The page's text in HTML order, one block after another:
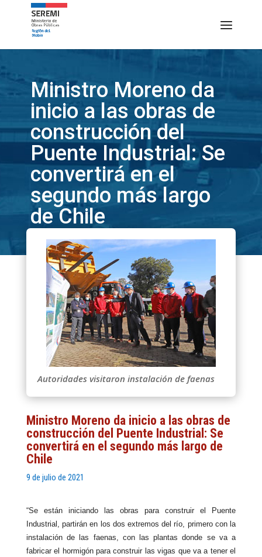
Ministro Moreno da
inicio a las obras de
construcción del
Puente Industrial: Se
convertirá en el
segundo más largo
de Chile
Autoridades visitaron instalación de faenas
Ministro Moreno da inicio a las obras de
construcción del Puente Industrial: Se
convertirá en el segundo más largo de
Chile
9 de julio de 2021
“Se están iniciando las obras para construir el Puente
Industrial, partirán en los dos extremos del río, primero con la
instalación de las faenas, con las plantas donde se va a
fabricar el hormigón para construir las vigas que va a tener el